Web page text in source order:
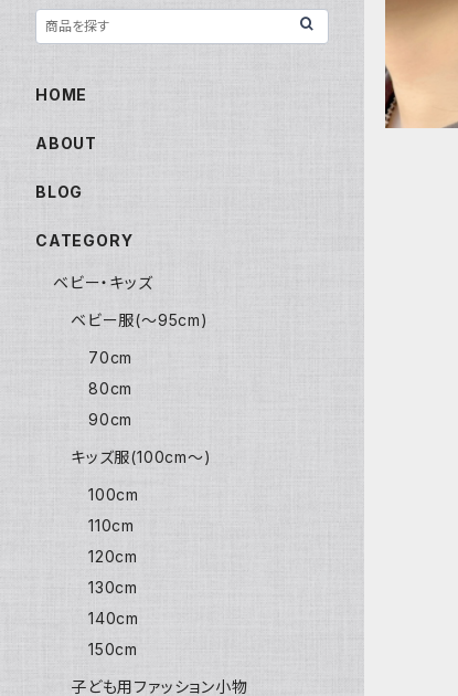
HOME
ABOUT
BLOG
CATEGORY
ベビー・キッズ
ベビー服(〜95cm)
70cm
80cm
90cm
キッズ服(100cm〜)
100cm
110cm
120cm
130cm
140cm
150cm
子ども用ファッション小物